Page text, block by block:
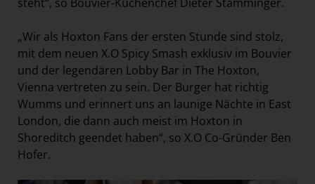
„Wir als Hoxton Fans der ersten Stunde sind stolz,
mit dem neuen X.O Spicy Smash exklusiv im Bouvier
und der legendären Lobby Bar in The Hoxton,
Vienna vertreten zu sein. Der Burger hat richtig
Wumms und erinnert uns an launige Nächte in East
London, die dann auch meist im Hoxton in
Shoreditch geendet haben“, so X.O Co-Gründer Ben
Hofer.